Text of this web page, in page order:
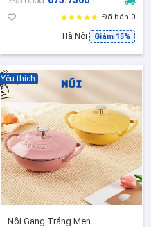
Phù Hợp Mọi Loại bếp, Lò
Nướng - FR26H
Đã bán 0
Hà Nội Giảm 15%
Nồi Gang Tráng Men
Yêu thích